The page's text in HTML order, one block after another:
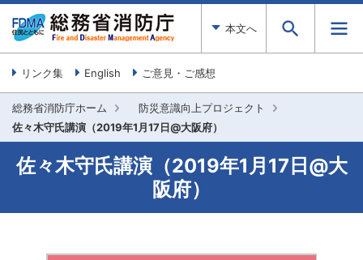
本文へ
リンク集 English ご意見・ご感想
総務省消防庁ホーム
防災意識向上プロジェクト
佐々木守氏講演（2019年1月17日@大阪府）
佐々木守氏講演（2019年1月17日@大
阪府）